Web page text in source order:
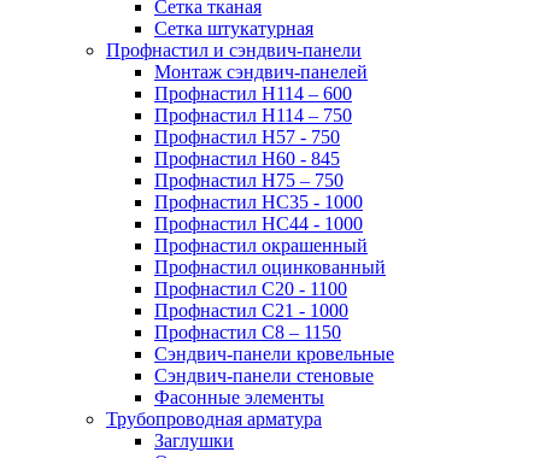
Сетка тканая
Сетка штукатурная
Профнастил и сэндвич-панели
Монтаж сэндвич-панелей
Профнастил Н114 – 600
Профнастил Н114 – 750
Профнастил Н57 - 750
Профнастил Н60 - 845
Профнастил Н75 – 750
Профнастил НС35 - 1000
Профнастил НС44 - 1000
Профнастил окрашенный
Профнастил оцинкованный
Профнастил С20 - 1100
Профнастил С21 - 1000
Профнастил С8 – 1150
Сэндвич-панели кровельные
Сэндвич-панели стеновые
Фасонные элементы
Трубопроводная арматура
Заглушки